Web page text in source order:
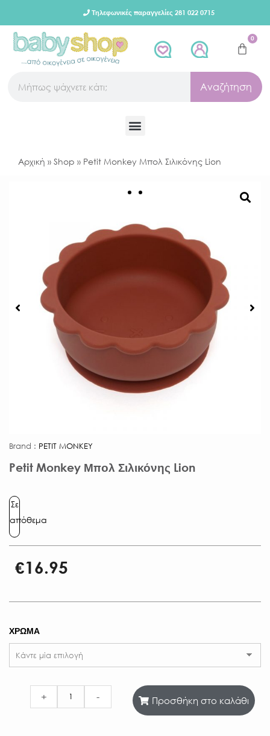
Τηλεφωνικές παραγγελίες 281 022 0715
0
Αναζήτηση
Αρχική » Shop » Petit Monkey Μπολ Σιλικόνης Lion
Brand : PETIT MONKEY
Petit Monkey Μπολ Σιλικόνης Lion
Σε
απόθεμα
€16.95
ΧΡΩΜΑ
+ - Προσθήκη στο καλάθι